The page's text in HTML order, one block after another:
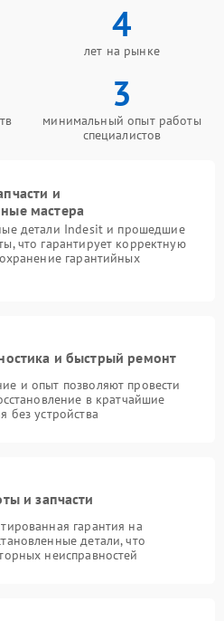
4
лет на рынке
3
минимальный опыт работы
специалистов
и
мастера
детали Indesit и прошедшие
что гарантирует корректную
гарантийных
и быстрый ремонт
и опыт позволяют провести
в кратчайшие
без устройства
и запчасти
гарантия на
детали, что
неисправностей